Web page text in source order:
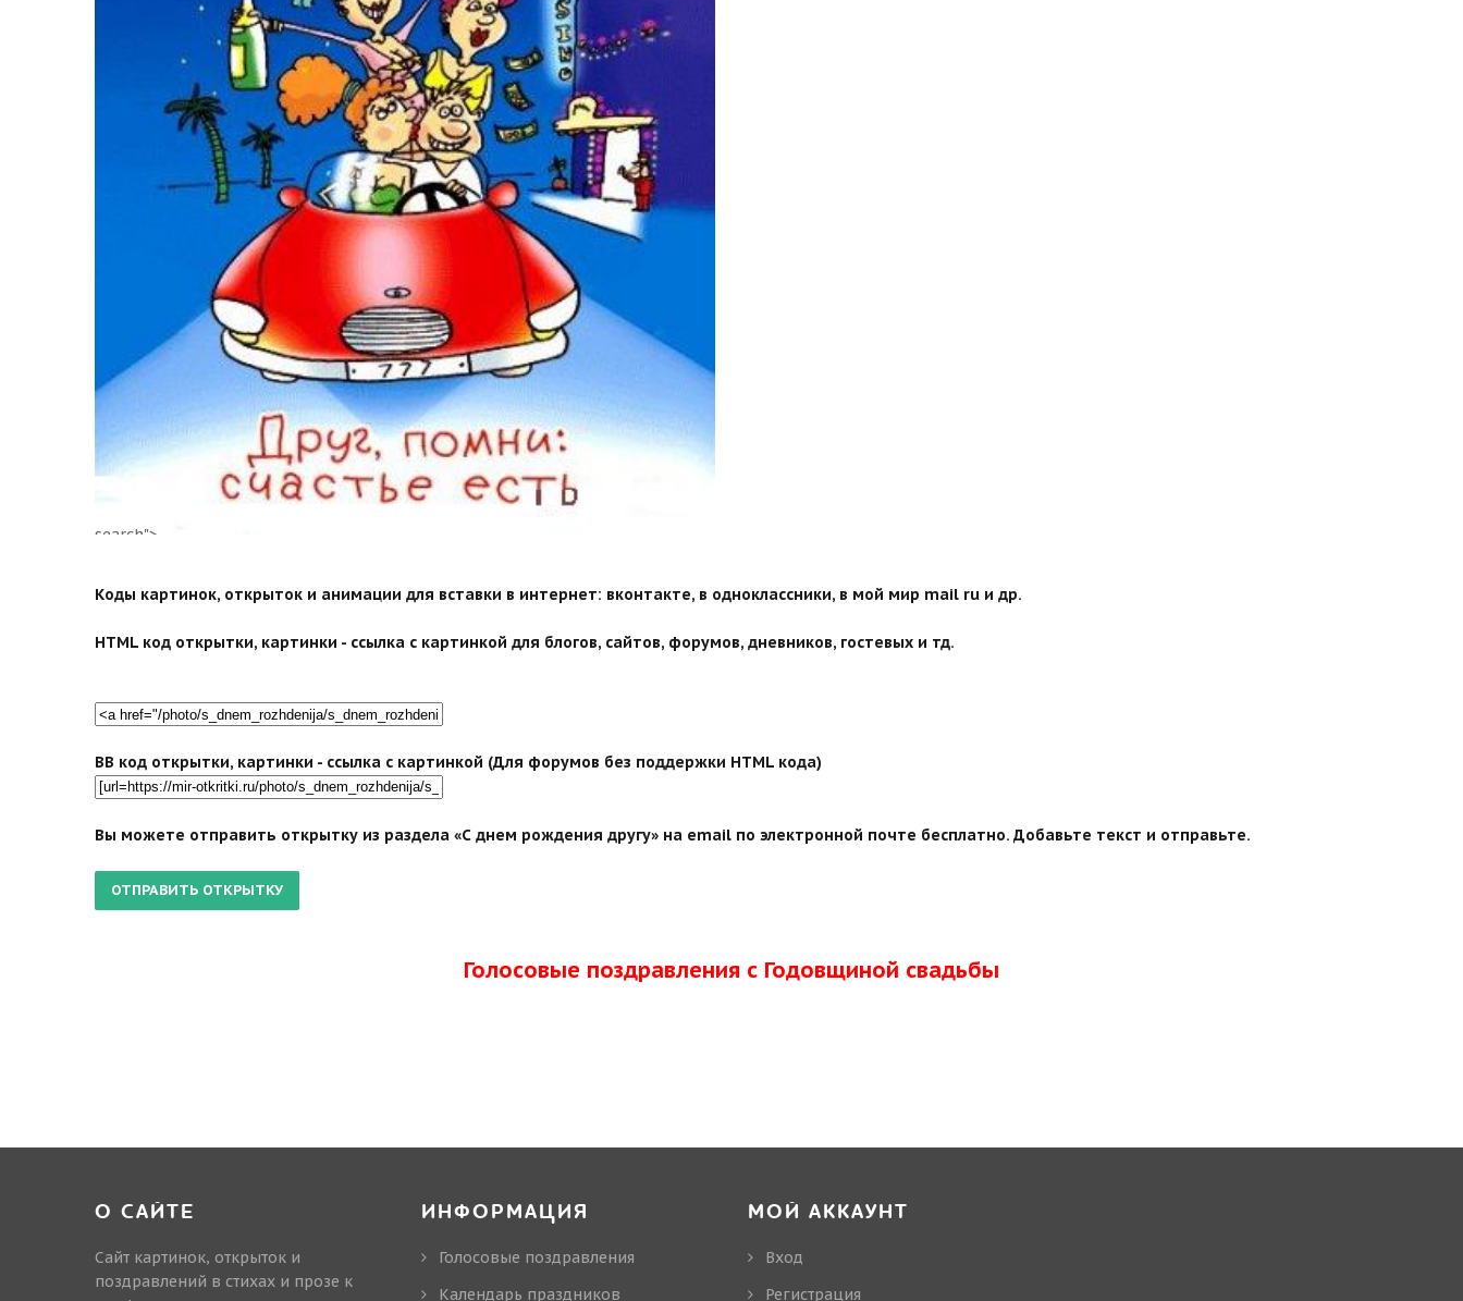
search">
Коды картинок, открыток и анимации для вставки в интернет: вконтакте, в одноклассники, в мой мир mail ru и др.
HTML код открытки, картинки - ссылка с картинкой для блогов, сайтов, форумов, дневников, гостевых и тд.
BB код открытки, картинки - ссылка с картинкой (Для форумов без поддержки HTML кода)
Вы можете отправить открытку из раздела «С днем рождения другу» на email по электронной почте бесплатно. Добавьте текст и отправьте.
Голосовые поздравления с Годовщиной свадьбы
О САЙТЕ
Сайт картинок, открыток и
поздравлений в стихах и прозе к
ИНФОРМАЦИЯ
Голосовые поздравления
Календарь праздников
МОЙ АККАУНТ
Вход
Регистрация